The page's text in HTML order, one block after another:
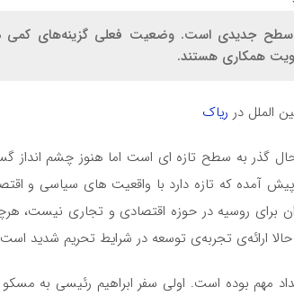
سطح جدیدی است. وضعیت فعلی گزینه‌های کمی
همکاری هستند.
الملل در ریاک
به سطح تازه ای است اما هنوز چشم انداز
آمده که تازه دارد با واقعیت های سیاسی و
برای روسیه در حوزه اقتصادی و تجاری نیست،
ارائه‌ی تجربه‌ی توسعه در شرایط تحریم شدید
در سال ۲۰۲۲ شاهد دو رویداد مهم بوده است. اولی سفر ابراهیم رئیسی